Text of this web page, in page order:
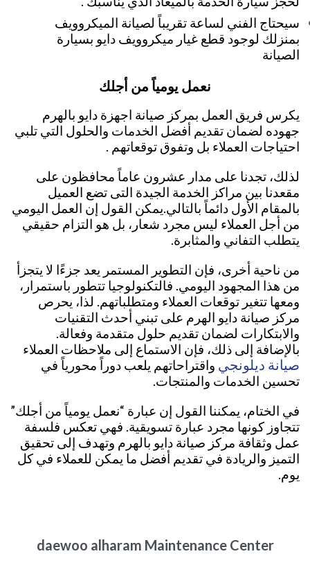
سيحتاج الفني لساعة تقريباً لصيانة الميكروويف
بمنزلك لوجود قطع غيار ميكروويف دايو بسيارة
الصيانة
نعمل يومياً من أجلك
يكرس فريق العمل بمركز صيانة اجهزة دايو بالهرم
جهوده لضمان تقديم أفضل الخدمات والحلول التي تلبي
احتياجات العملاء بل وتفوق توقعاتهم .
لذلك، تجدنا على مدار عشرون عاماً محافظون على
مقعدنا بين مراكز الخدمة الجيدة التى تضع العميل
بالمقام الأول دائماً بالتالي.يمكن القول إن العمل اليومي
من أجل العملاء ليس مجرد شعار، بل هو التزام حقيقي
يتطلب التفاني والمثابرة.
من ناحية أخرى، فإن التطوير المستمر يعد جزءًا لا يتجزأ
من هذا المجهود اليومي. فالتكنولوجيا تتطور باستمرار،
ومعها تتغير توقعات العملاء ومتطلباتهم. لذا، يحرص
مركز صيانة دايو الهرم على تبني أحدث التقنيات
والابتكارات لضمان تقديم حلول متقدمة وفعالة.
بالإضافة إلى ذلك، فإن الاستماع إلى ملاحظات العملاء
صيانة ديلونجي واقتراحاتهم يلعب دوراً محورياً في
تحسين الخدمات والمنتجات.
في الختام، يمكننا القول إن عبارة “نعمل يومياً من أجلك”
تتجاوز كونها مجرد عبارة تسويقية. فهي تعكس فلسفة
عمل وثقافة مركز صيانة دايو بالهرم وتهدف إلى تحقيق
التميز والريادة في تقديم أفضل ما يمكن للعملاء في كل
يوم.
daewoo alharam Maintenance Center